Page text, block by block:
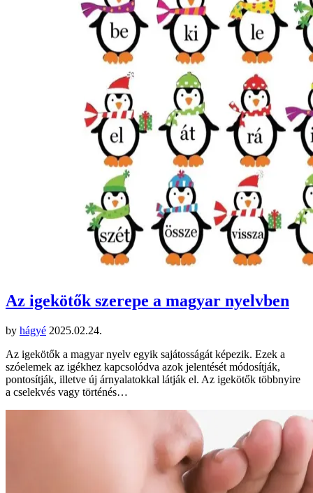
Az igekötők szerepe a magyar nyelvben
by hágyé 2025.02.24.
Az igekötők a magyar nyelv egyik sajátosságát képezik. Ezek a
szóelemek az igékhez kapcsolódva azok jelentését módosítják,
pontosítják, illetve új árnyalatokkal látják el. Az igekötők többnyire
a cselekvés vagy történés…